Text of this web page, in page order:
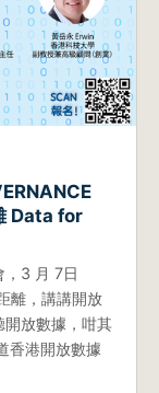
Data for
，3 月 7日
離，講講開放
開放數據，咁其
香港開放數據